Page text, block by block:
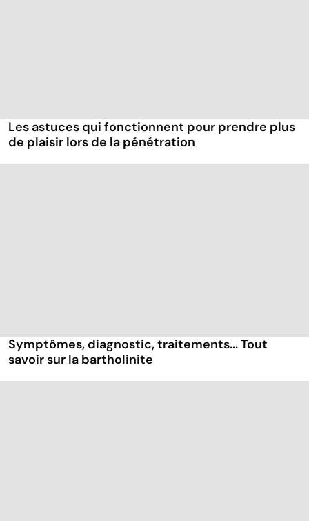
Les astuces qui fonctionnent pour prendre plus
de plaisir lors de la pénétration
Symptômes, diagnostic, traitements... Tout
savoir sur la bartholinite